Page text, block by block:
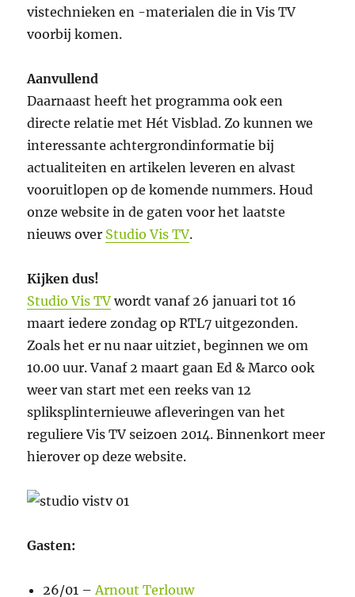
vistechnieken en -materialen die in Vis TV
voorbij komen.
Aanvullend
Daarnaast heeft het programma ook een
directe relatie met Hét Visblad. Zo kunnen we
interessante achtergrondinformatie bij
actualiteiten en artikelen leveren en alvast
vooruitlopen op de komende nummers. Houd
onze website in de gaten voor het laatste
nieuws over Studio Vis TV.
Kijken dus!
Studio Vis TV wordt vanaf 26 januari tot 16
maart iedere zondag op RTL7 uitgezonden.
Zoals het er nu naar uitziet, beginnen we om
10.00 uur. Vanaf 2 maart gaan Ed & Marco ook
weer van start met een reeks van 12
spliksplinternieuwe afleveringen van het
reguliere Vis TV seizoen 2014. Binnenkort meer
hierover op deze website.
Gasten:
26/01 –Arnout Terlouw